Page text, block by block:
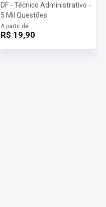
DF - Técnico Administrativo -
5 Mil Questões
A partir de
R$ 19,90